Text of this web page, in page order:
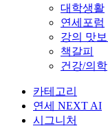
대학생활
연세포럼
강의 맛보
책갈피
건강/의학
카테고리
연세 NEXT AI
시그니처